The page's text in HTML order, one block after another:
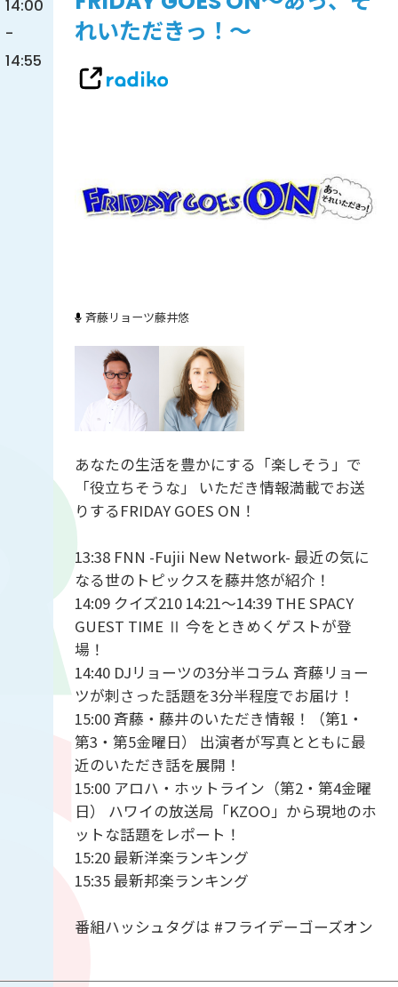
14:00
-
14:55
れいただきっ！～
斉藤リョーツ藤井悠
あなたの生活を豊かにする「楽しそう」で
「役立ちそうな」 いただき情報満載でお送
りするFRIDAY GOES ON！
13:38 FNN -Fujii New Network- 最近の気に
なる世のトピックスを藤井悠が紹介！
14:09 クイズ210 14:21〜14:39 THE SPACY
GUEST TIME Ⅱ 今をときめくゲストが登
場！
14:40 DJリョーツの3分半コラム 斉藤リョー
ツが刺さった話題を3分半程度でお届け！
15:00 斉藤・藤井のいただき情報！（第1・
第3・第5金曜日） 出演者が写真とともに最
近のいただき話を展開！
15:00 アロハ・ホットライン（第2・第4金曜
日） ハワイの放送局「KZOO」から現地のホ
ットな話題をレポート！
15:20 最新洋楽ランキング
15:35 最新邦楽ランキング
番組ハッシュタグは #フライデーゴーズオン